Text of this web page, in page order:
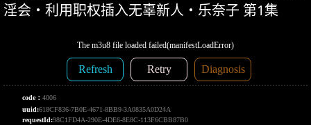
淫会・利用职权插入无辜新人・乐奈子 第1集